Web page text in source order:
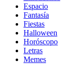
Espacio
Fantasía
Fiestas
Halloween
Horóscopo
Letras
Memes